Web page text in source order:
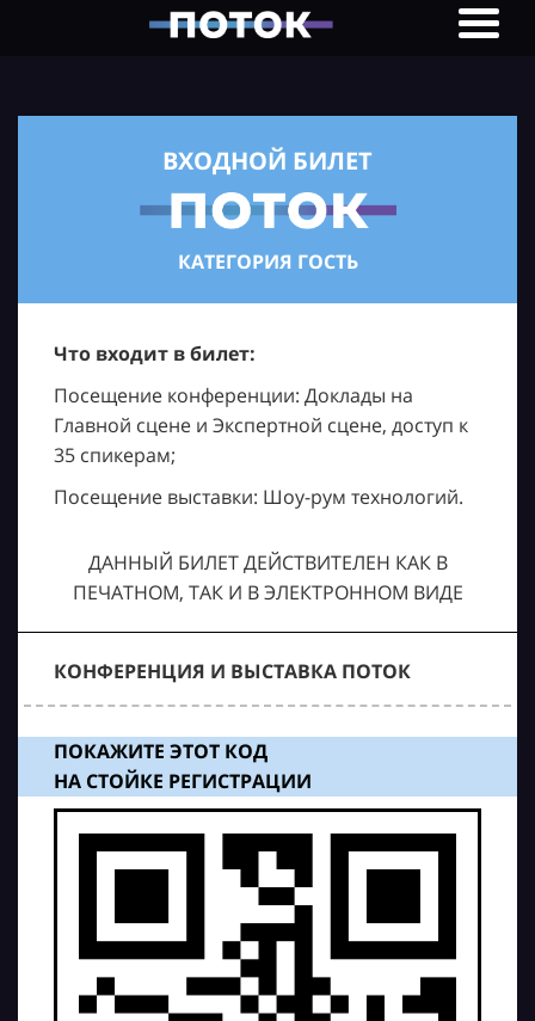
ВХОДНОЙ БИЛЕТ
КАТЕГОРИЯ ГОСТЬ
Что входит в билет:
Посещение конференции: Доклады на
Главной сцене и Экспертной сцене, доступ к
35 спикерам;
Посещение выставки: Шоу-рум технологий.
ДАННЫЙ БИЛЕТ ДЕЙСТВИТЕЛЕН КАК В
ПЕЧАТНОМ, ТАК И В ЭЛЕКТРОННОМ ВИДЕ
КОНФЕРЕНЦИЯ И ВЫСТАВКА ПОТОК
ПОКАЖИТЕ ЭТОТ КОД
НА СТОЙКЕ РЕГИСТРАЦИИ